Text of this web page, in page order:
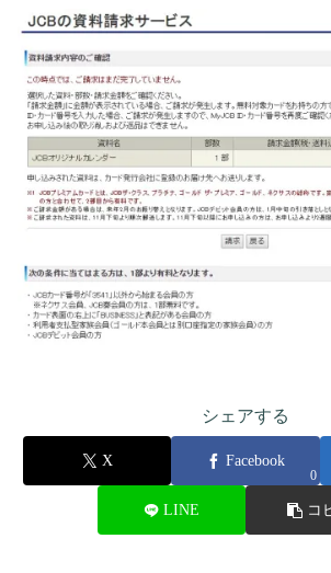
シェアする
X Facebook
0
LINE コ